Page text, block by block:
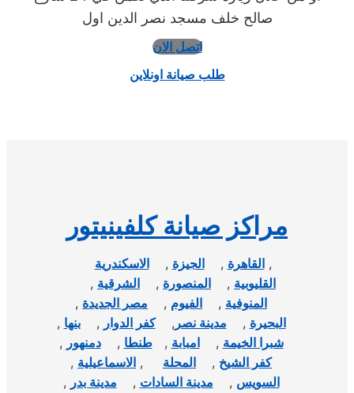
صالح خلف مسجد نصر الدين اول
اتصل الان
طلب صيانة اونلاين
مراكز صيانة كلفينيتور
القاهرة ,الجيزة ,الاسكندرية
,
القليوبية , المنصورة , الشرقية ,
المنوفية , الفيوم , مصر الجديدة ,
البحيرة , مدينة نصر ,كفر الدوار ,بنها ,
شبرا الخيمة ,امبابة ,طنطا ,دمنهور ,
كفر الشيخ , المحلة , الاسماعيلية ,
السويس , مدينة السادات , مدينة بدر ,